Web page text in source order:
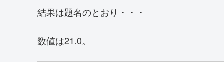
結果は題名のとおり・・・
数値は21.0。